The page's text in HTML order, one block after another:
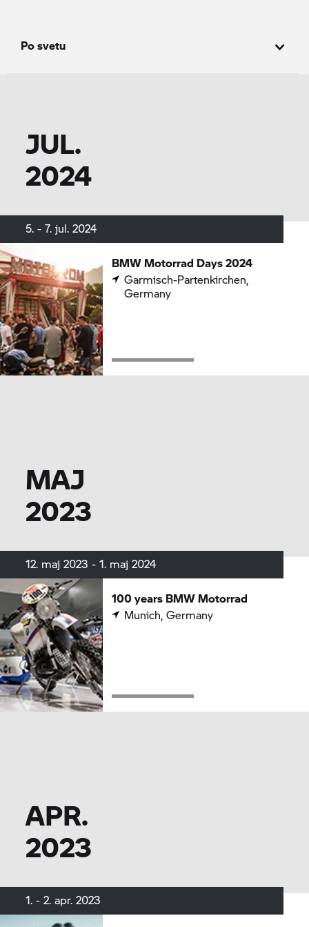
Po svetu
JUL.
2024
5. - 7. jul. 2024
BMW Motorrad Days 2024
Garmisch-Partenkirchen,
Germany
MAJ
2023
12. maj 2023 - 1. maj 2024
100 years BMW Motorrad
Munich, Germany
APR.
2023
1. - 2. apr. 2023